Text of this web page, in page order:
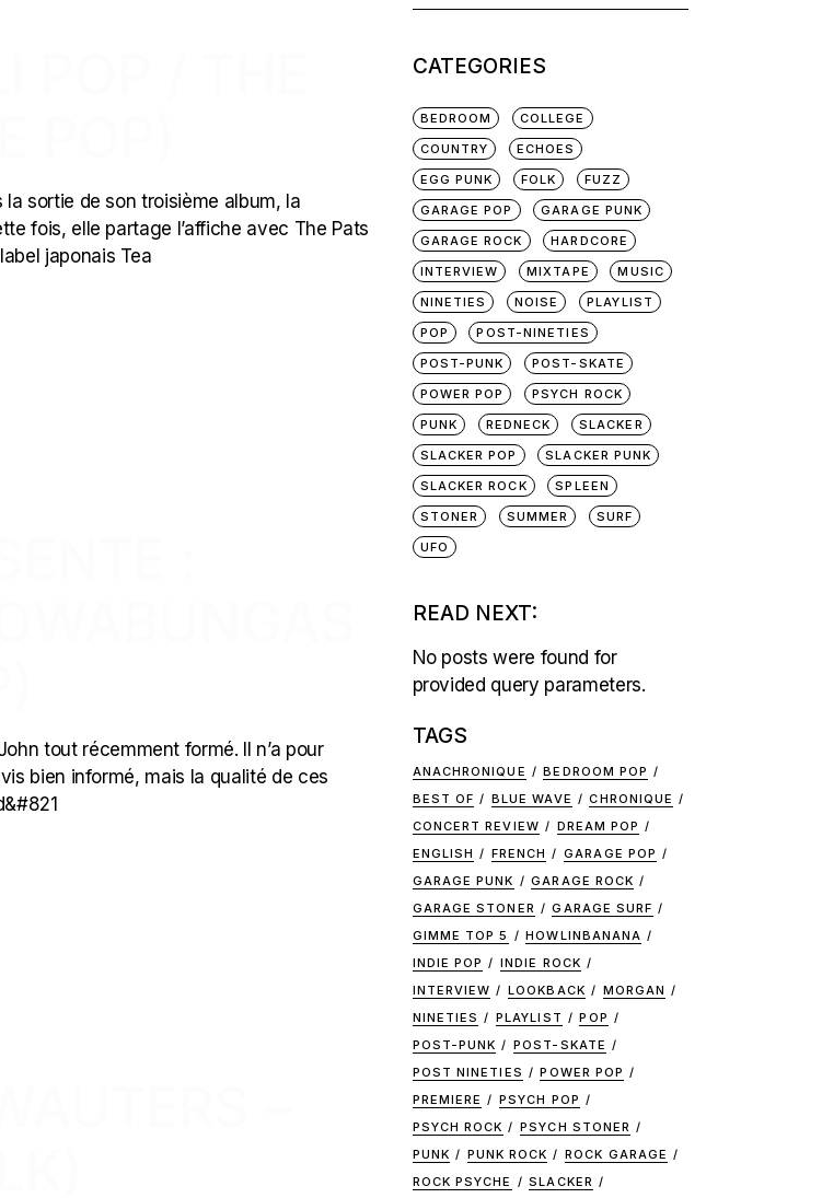
la sortie de son troisième album, la
fois, elle partage l’affiche avec The Pats
japonais Tea
tout récemment formé. Il n’a pour
bien informé, mais la qualité de ces
CATEGORIES
BEDROOM
COLLEGE
COUNTRY
ECHOES
EGG PUNK
FOLK
FUZZ
GARAGE POP
GARAGE PUNK
GARAGE ROCK
HARDCORE
INTERVIEW
MIXTAPE
MUSIC
NINETIES
NOISE
PLAYLIST
POP
POST-NINETIES
POST-PUNK
POST-SKATE
POWER POP
PSYCH ROCK
PUNK
REDNECK
SLACKER
SLACKER POP
SLACKER PUNK
SLACKER ROCK
SPLEEN
STONER
SUMMER
SURF
UFO
READ NEXT:
No posts were found for
provided query parameters.
TAGS
ANACHRONIQUE
BEDROOM POP
BEST OF
BLUE WAVE
CHRONIQUE
CONCERT REVIEW
DREAM POP
ENGLISH
FRENCH
GARAGE POP
GARAGE PUNK
GARAGE ROCK
GARAGE STONER
GARAGE SURF
GIMME TOP 5
HOWLINBANANA
INDIE POP
INDIE ROCK
INTERVIEW
LOOKBACK
MORGAN
NINETIES
PLAYLIST
POP
POST-PUNK
POST-SKATE
POST NINETIES
POWER POP
PREMIERE
PSYCH POP
PSYCH ROCK
PSYCH STONER
PUNK
PUNK ROCK
ROCK GARAGE
ROCK PSYCHE
SLACKER